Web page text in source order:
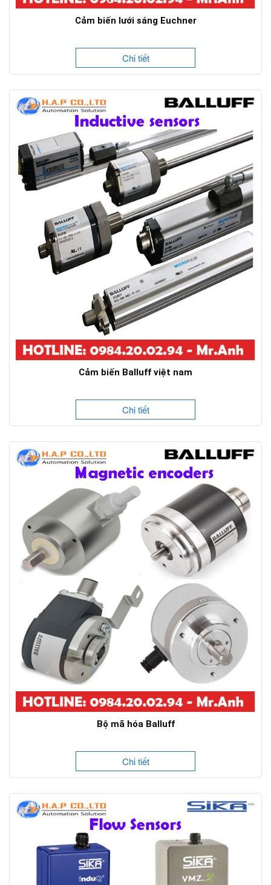
Cảm biến lưới sáng Euchner
Chi tiết
Cảm biến Balluff việt nam
Chi tiết
Bộ mã hóa Balluff
Chi tiết